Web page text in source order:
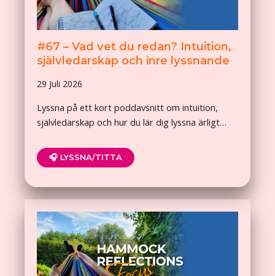
#67 – Vad vet du redan? Intuition,
självledarskap och inre lyssnande
29 Juli 2026
Lyssna på ett kort poddavsnitt om intuition,
självledarskap och hur du lär dig lyssna ärligt…
🎧 LYSSNA/TITTA